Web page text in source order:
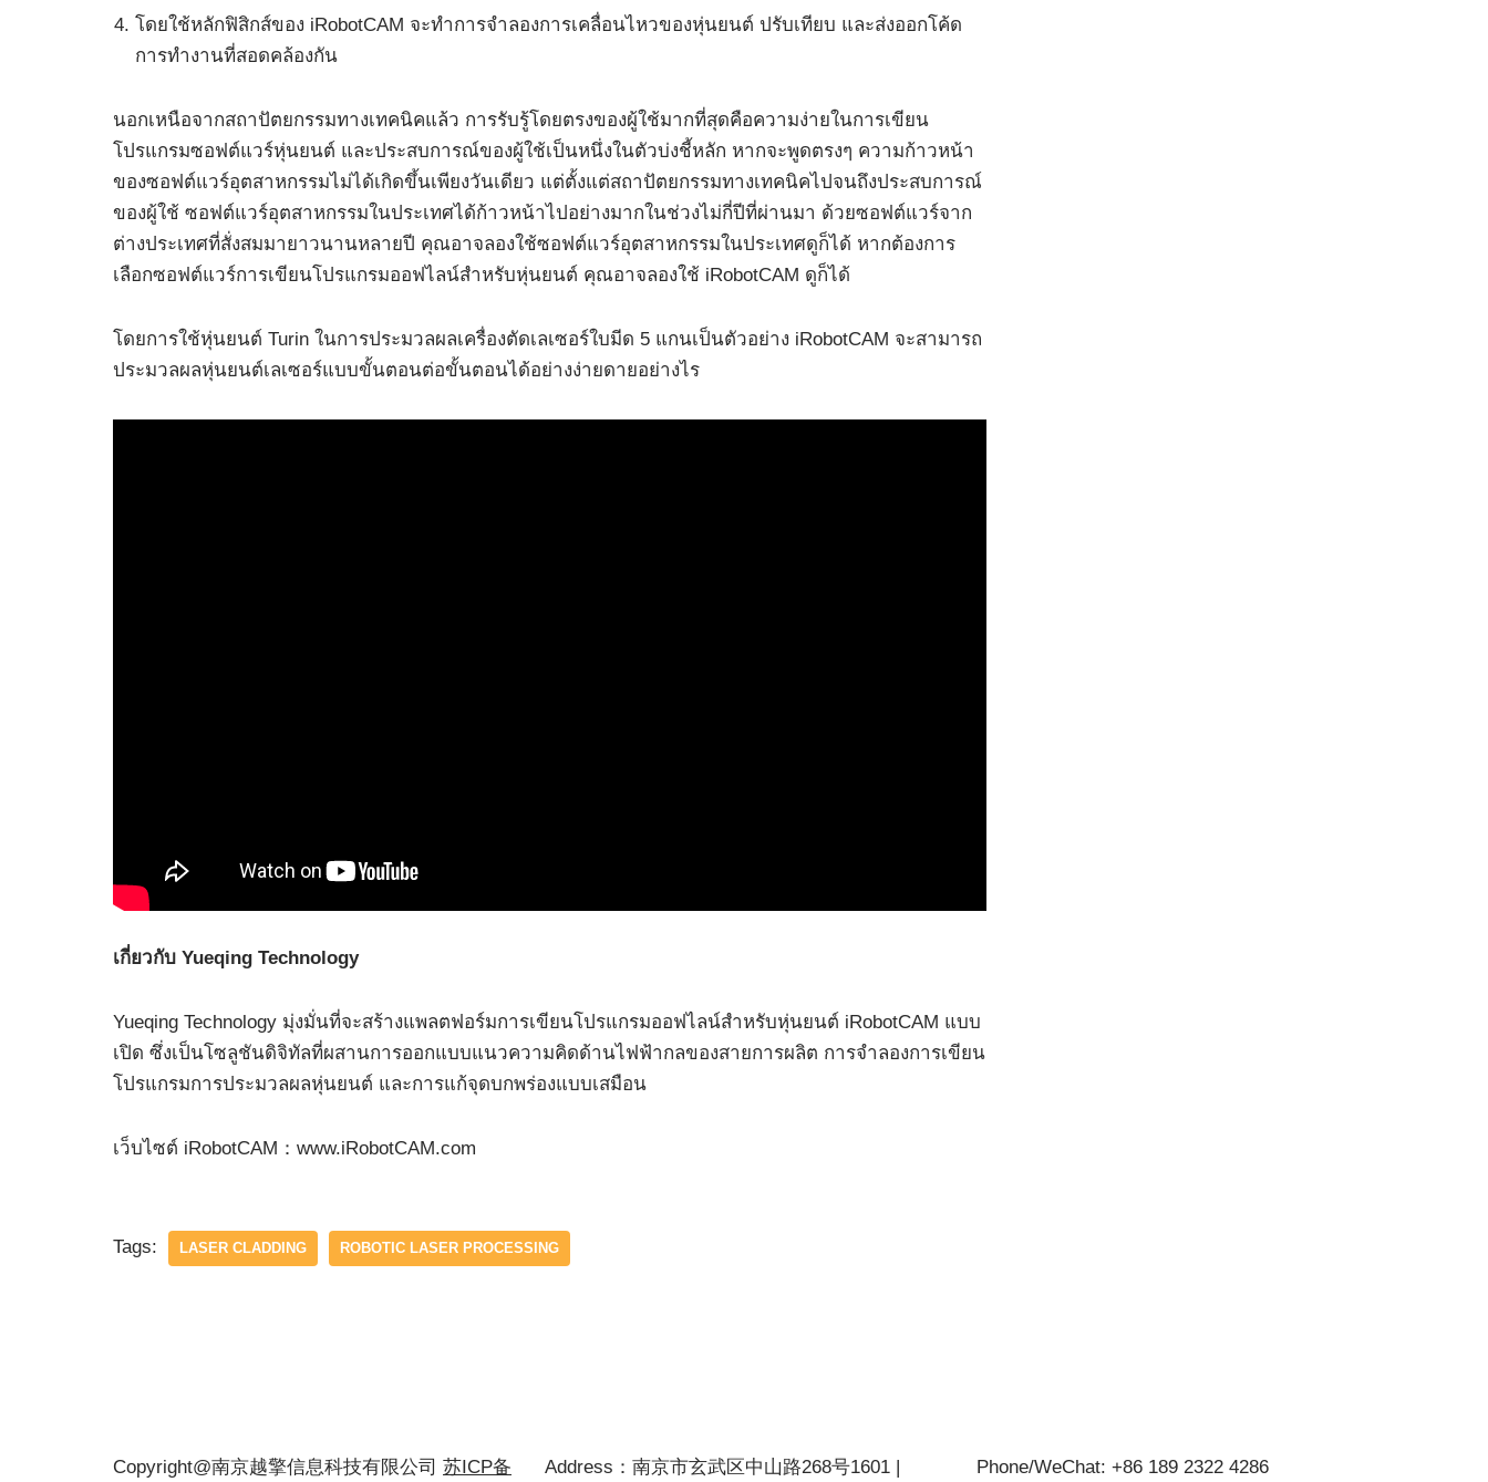
โดยใช้หลักฟิสิกส์ของ iRobotCAM จะทำการจำลองการเคลื่อนไหวของหุ่นยนต์ ปรับเทียบ และส่งออกโค้ด
การทำงานที่สอดคล้องกัน
นอกเหนือจากสถาปัตยกรรมทางเทคนิคแล้ว การรับรู้โดยตรงของผู้ใช้มากที่สุดคือความง่ายในการเขียน
โปรแกรมซอฟต์แวร์หุ่นยนต์ และประสบการณ์ของผู้ใช้เป็นหนึ่งในตัวบ่งชี้หลัก หากจะพูดตรงๆ ความก้าวหน้า
ของซอฟต์แวร์อุตสาหกรรมไม่ได้เกิดขึ้นเพียงวันเดียว แต่ตั้งแต่สถาปัตยกรรมทางเทคนิคไปจนถึงประสบการณ์
ของผู้ใช้ ซอฟต์แวร์อุตสาหกรรมในประเทศได้ก้าวหน้าไปอย่างมากในช่วงไม่กี่ปีที่ผ่านมา ด้วยซอฟต์แวร์จาก
ต่างประเทศที่สั่งสมมายาวนานหลายปี คุณอาจลองใช้ซอฟต์แวร์อุตสาหกรรมในประเทศดูก็ได้ หากต้องการ
เลือกซอฟต์แวร์การเขียนโปรแกรมออฟไลน์สำหรับหุ่นยนต์ คุณอาจลองใช้ iRobotCAM ดูก็ได้
โดยการใช้หุ่นยนต์ Turin ในการประมวลผลเครื่องตัดเลเซอร์ใบมีด 5 แกนเป็นตัวอย่าง iRobotCAM จะสามารถ
ประมวลผลหุ่นยนต์เลเซอร์แบบขั้นตอนต่อขั้นตอนได้อย่างง่ายดายอย่างไร
เกี่ยวกับ Yueqing Technology
Yueqing Technology มุ่งมั่นที่จะสร้างแพลตฟอร์มการเขียนโปรแกรมออฟไลน์สำหรับหุ่นยนต์ iRobotCAM แบบ
เปิด ซึ่งเป็นโซลูชันดิจิทัลที่ผสานการออกแบบแนวความคิดด้านไฟฟ้ากลของสายการผลิต การจำลองการเขียน
โปรแกรมการประมวลผลหุ่นยนต์ และการแก้จุดบกพร่องแบบเสมือน
เว็บไซต์ iRobotCAM：www.iRobotCAM.com
Tags: LASER CLADDING ROBOTIC LASER PROCESSING
Copyright@南京越擎信息科技有限公司 苏ICP备 Address：南京市玄武区中山路268号1601 | Phone/WeChat: +86 189 2322 4286